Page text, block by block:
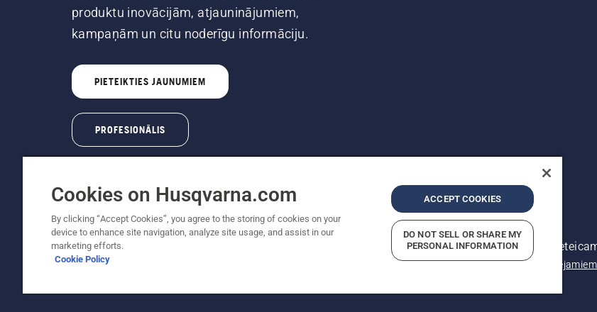
produktu inovācijām, atjauninājumiem,
kampaņām un citu noderīgu informāciju.
PIETEIKTIES JAUNUMIEM
PROFESIONĀLIS
Autortiesības — 2022 Husqvarna AB (publ). Visas tiesības ir aizsargātas. Norādītās cenas ir
Sīkfailu politika Paziņojums par konfidencialitāti Izdošanas ziņas Ziņojiet par
Cookies on Husqvarna.com
By clicking “Accept Cookies”, you agree to the storing of cookies on your
device to enhance site navigation, analyze site usage, and assist in our
marketing efforts.
Cookie Policy
ACCEPT COOKIES
DO NOT SELL OR SHARE MY
PERSONAL INFORMATION